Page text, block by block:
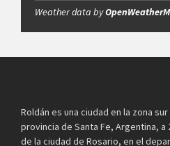
Weather data by
Roldán es una ciudad en la zona sur
provincia de Santa Fe, Argentina, a
de la ciudad de Rosario, en el